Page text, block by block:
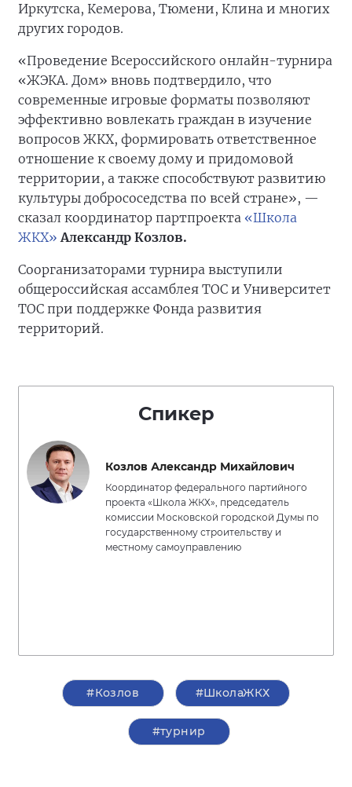
Иркутска, Кемерова, Тюмени, Клина и многих
других городов.
«Проведение Всероссийского онлайн-турнира
«ЖЭКА. Дом» вновь подтвердило, что
современные игровые форматы позволяют
эффективно вовлекать граждан в изучение
вопросов ЖКХ, формировать ответственное
отношение к своему дому и придомовой
территории, а также способствуют развитию
культуры добрососедства по всей стране», —
сказал координатор партпроекта «Школа
ЖКХ» Александр Козлов.
Соорганизаторами турнира выступили
общероссийская ассамблея ТОС и Университет
ТОС при поддержке Фонда развития
территорий.
Спикер
Козлов Александр Михайлович
Координатор федерального партийного
проекта «Школа ЖКХ», председатель
комиссии Московской городской Думы по
государственному строительству и
местному самоуправлению
#Козлов #ШколаЖКХ
#турнир